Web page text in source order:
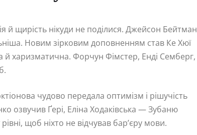
й щирість нікуди не поділися. Джейсон Бейтман
Новим зірковим доповненням став Ке Хюї
й харизматична. Форчун Фімстер, Енді Семберг,
чудово передала оптимізм і рішучість
озвучив Ґері, Еліна Ходаківська — Зубаню
щоб ніхто не відчував бар’єру мови.